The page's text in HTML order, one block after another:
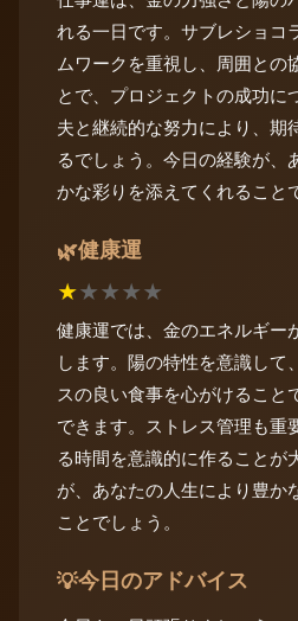
れる一日です。サブレショコ
ムワークを重視し、周囲との
とで、プロジェクトの成功に
夫と継続的な努力により、期
るでしょう。今日の経験が、
かな彩りを添えてくれること
🌿健康運
★★★★★
健康運では、金のエネルギー
します。陽の特性を意識して
スの良い食事を心がけること
できます。ストレス管理も重
る時間を意識的に作ることが
が、あなたの人生により豊か
ことでしょう。
💡今日のアドバイス